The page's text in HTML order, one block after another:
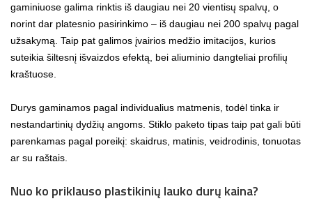
gaminiuose galima rinktis iš daugiau nei 20 vientisų spalvų, o
norint dar platesnio pasirinkimo – iš daugiau nei 200 spalvų pagal
užsakymą. Taip pat galimos įvairios medžio imitacijos, kurios
suteikia šiltesnį išvaizdos efektą, bei aliuminio dangteliai profilių
kraštuose.
Durys gaminamos pagal individualius matmenis, todėl tinka ir
nestandartinių dydžių angoms. Stiklo paketo tipas taip pat gali būti
parenkamas pagal poreikį: skaidrus, matinis, veidrodinis, tonuotas
ar su raštais.
Nuo ko priklauso plastikinių lauko durų kaina?